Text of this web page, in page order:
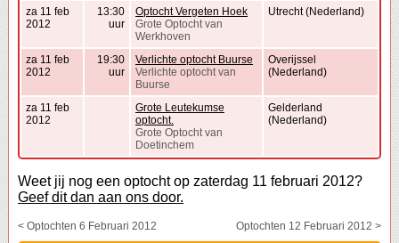
za 11 feb
2012
13:30
uur
Optocht Vergeten Hoek
Grote Optocht van
Werkhoven
Utrecht (Nederland)
za 11 feb
2012
19:30
uur
Verlichte optocht Buurse
Verlichte optocht van
Buurse
Overijssel
(Nederland)
za 11 feb
2012
Grote Leutekumse
optocht.
Grote Optocht van
Doetinchem
Gelderland
(Nederland)
Weet jij nog een optocht op zaterdag 11 februari 2012?
Geef dit dan aan ons door.
< Optochten 6 Februari 2012 Optochten 12 Februari 2012 >